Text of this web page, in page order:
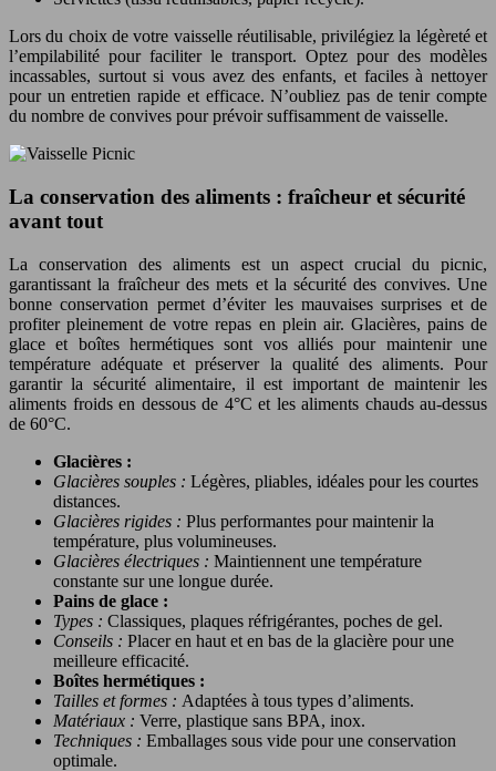
Lors du choix de votre vaisselle réutilisable, privilégiez la légèreté et
l’empilabilité pour faciliter le transport. Optez pour des modèles
incassables, surtout si vous avez des enfants, et faciles à nettoyer
pour un entretien rapide et efficace. N’oubliez pas de tenir compte
du nombre de convives pour prévoir suffisamment de vaisselle.
La conservation des aliments : fraîcheur et sécurité
avant tout
La conservation des aliments est un aspect crucial du picnic,
garantissant la fraîcheur des mets et la sécurité des convives. Une
bonne conservation permet d’éviter les mauvaises surprises et de
profiter pleinement de votre repas en plein air. Glacières, pains de
glace et boîtes hermétiques sont vos alliés pour maintenir une
température adéquate et préserver la qualité des aliments. Pour
garantir la sécurité alimentaire, il est important de maintenir les
aliments froids en dessous de 4°C et les aliments chauds au-dessus
de 60°C.
Glacières :
Glacières souples : Légères, pliables, idéales pour les courtes
distances.
Glacières rigides : Plus performantes pour maintenir la
température, plus volumineuses.
Glacières électriques : Maintiennent une température
constante sur une longue durée.
Pains de glace :
Types : Classiques, plaques réfrigérantes, poches de gel.
Conseils : Placer en haut et en bas de la glacière pour une
meilleure efficacité.
Boîtes hermétiques :
Tailles et formes : Adaptées à tous types d’aliments.
Matériaux : Verre, plastique sans BPA, inox.
Techniques : Emballages sous vide pour une conservation
optimale.